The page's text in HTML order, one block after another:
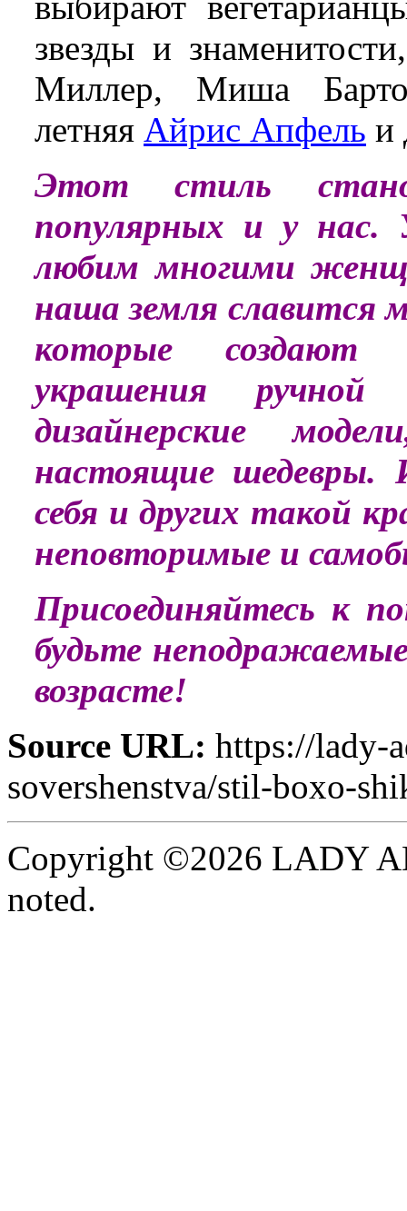
звезды и
Миллер, Миша
летняя Айрис Апфель и
Этот стиль
популярных и у нас.
любим многими
наша земля славится
которые создают
украшения
дизайнерские
настоящие
себя и других такой
неповторимые и
Присоединяйтесь к
будьте
возрасте!
Source URL: https://lady-
sovershenstva/stil-boxo-
Copyright ©2026 LADY
noted.